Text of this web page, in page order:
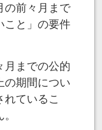
の前々月まで
こと」の要件
月までの公的
の期間につい
れているこ